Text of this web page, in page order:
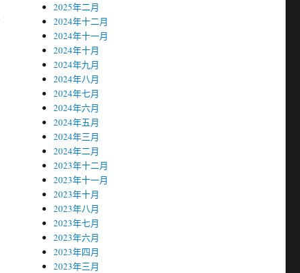
2025年二月
2024年十二月
2024年十一月
2024年十月
2024年九月
2024年八月
2024年七月
2024年六月
2024年五月
2024年三月
2024年二月
2023年十二月
2023年十一月
2023年十月
2023年八月
2023年七月
2023年六月
2023年四月
2023年三月